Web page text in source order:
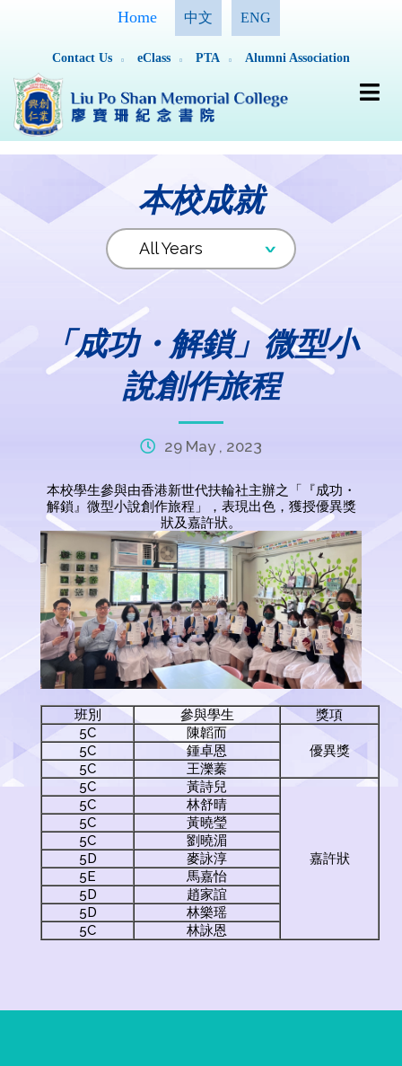
Home 中文 ENG
Contact Us eClass PTA Alumni Association
本校成就
「成功・解鎖」微型小
說創作旅程
29 May , 2023
本校學生參與由香港新世代扶輪社主辦之「『成功・
解鎖』微型小說創作旅程」，表現出色，獲授優異獎
狀及嘉許狀。
班別 參與學生
獎項
5C
陳韜而
優異獎
5C
鍾卓恩
5C
王濼蓁
5C
黃詩兒
嘉許狀
5C
林舒晴
5C
黃曉瑩
5C
劉曉湄
5D
麥詠淳
5E
馬嘉怡
5D
趙家誼
5D
林樂瑶
5C
林詠恩